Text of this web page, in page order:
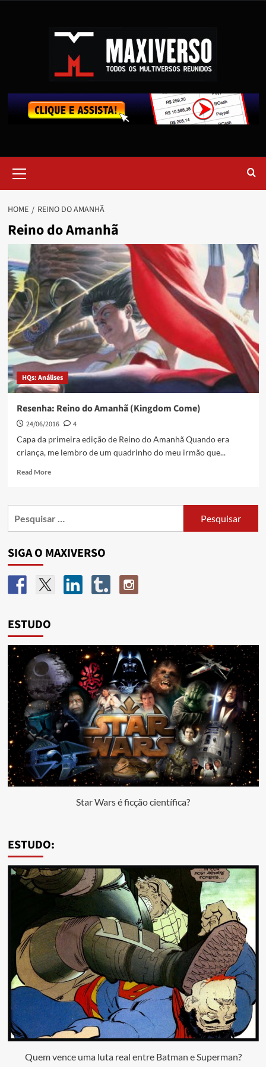
HOME REINO DO AMANHÃ
Reino do Amanhã
HQs: Análises
Resenha: Reino do Amanhã (Kingdom Come)
24/06/2016
4
Capa da primeira edição de Reino do Amanhã Quando era
criança, me lembro de um quadrinho do meu irmão que...
Read More
SIGA O MAXIVERSO
ESTUDO
Star Wars é ficção científica?
ESTUDO:
Quem vence uma luta real entre Batman e Superman?